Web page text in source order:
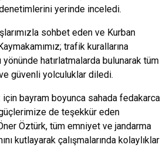
Konyaaltı
yerinde inceledi.
sohbet eden ve Kurban
trafik kurallarına
hatırlatmalarda bulunarak tüm
güvenli yolculuklar diledi.
bayram boyunca sahada fedakarca
de teşekkür eden
Öztürk, tüm emniyet ve jandarma
kutlayarak çalışmalarında kolaylıklar